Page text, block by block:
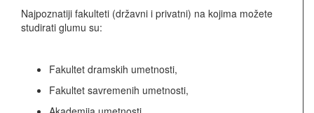
Najpoznatiji fakulteti (državni i privatni) na kojima možete
studirati glumu su:
Fakultet dramskih umetnosti,
Fakultet savremenih umetnosti,